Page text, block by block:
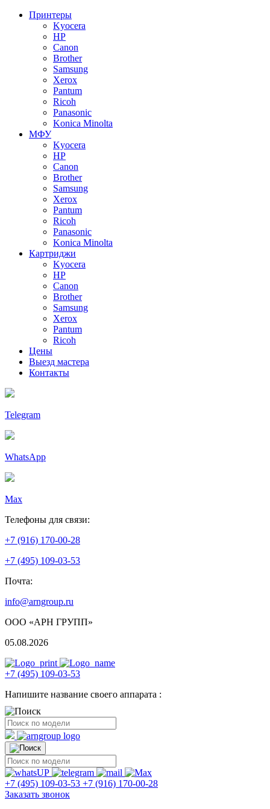
Принтеры
Kyocera
HP
Canon
Brother
Samsung
Xerox
Pantum
Ricoh
Panasonic
Konica Minolta
МФУ
Kyocera
HP
Canon
Brother
Samsung
Xerox
Pantum
Ricoh
Panasonic
Konica Minolta
Картриджи
Kyocera
HP
Canon
Brother
Samsung
Xerox
Pantum
Ricoh
Цены
Выезд мастера
Контакты
Telegram
WhatsApp
Max
Телефоны для связи:
+7 (916) 170-00-28
+7 (495) 109-03-53
Почта:
info@arngroup.ru
ООО «АРН ГРУПП»
05.08.2026
+7 (495) 109-03-53
Напишите название своего аппарата :
+7 (495) 109-03-53 +7 (916) 170-00-28
Заказать звонок